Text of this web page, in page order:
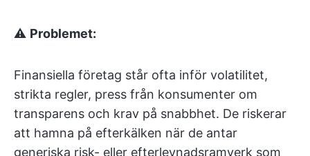
⚠️ Problemet:
Finansiella företag står ofta inför volatilitet,
strikta regler, press från konsumenter om
transparens och krav på snabbhet. De riskerar
att hamna på efterkälken när de antar
generiska risk- eller efterlevnadsramverk som